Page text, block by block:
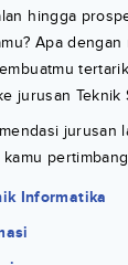
hingga
Apa dengan
jurusan Teknik
jurusan
Informatika